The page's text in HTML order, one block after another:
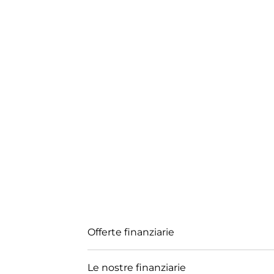
Offerte finanziarie
Le nostre finanziarie